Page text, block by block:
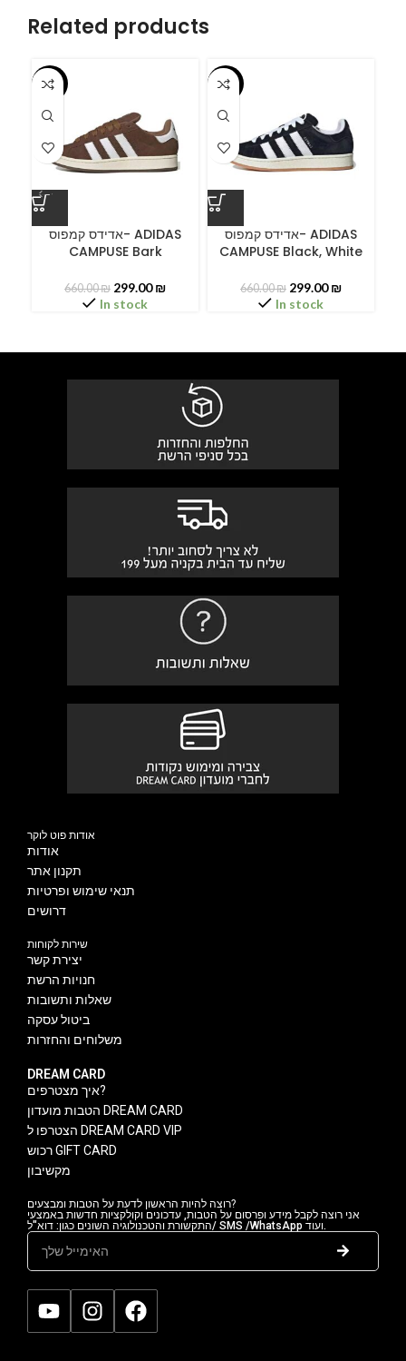
Related products
-55%
אדידס קמפוס- ADIDAS
CAMPUSE Bark
660.00₪ 299.00₪
In stock
-55%
אדידס קמפוס- ADIDAS
CAMPUSE Black, White
660.00₪ 299.00₪
In stock
אודות פוט לוקר
אודות
תקנון אתר
תנאי שימוש ופרטיות
דרושים
שירות לקוחות
יצירת קשר
חנויות הרשת
שאלות ותשובות
ביטול עסקה
משלוחים והחזרות
DREAM CARD
איך מצטרפים?
הטבות מועדון DREAM CARD
הצטרפו ל DREAM CARD VIP
רכוש GIFT CARD
מקשיבון
רוצה להיות הראשון לדעת על הטבות ומבצעים?
אני רוצה לקבל מידע ופרסום על הטבות, עדכונים וקולקציות חדשות באמצעי
התקשורת והטכנולוגיה השונים כגון: דוא"ל/ SMS /WhatsApp ועוד.